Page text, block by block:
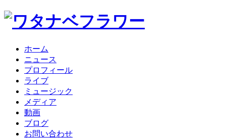
ホーム
ニュース
プロフィール
ライブ
ミュージック
メディア
動画
ブログ
お問い合わせ